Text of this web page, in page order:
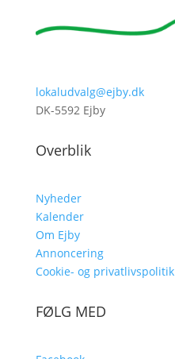
lokaludvalg@ejby.dk
DK-5592 Ejby
Overblik
Nyheder
Kalender
Om Ejby
Annoncering
Cookie- og privatlivspolitik
FØLG MED